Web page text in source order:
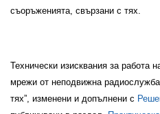
съоръженията, свързани с тях.
Технически изисквания за работа
мрежи от неподвижна
тях”, изменени и допълнени с